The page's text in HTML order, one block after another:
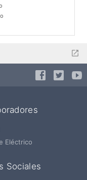
Eléctrico
Sociales